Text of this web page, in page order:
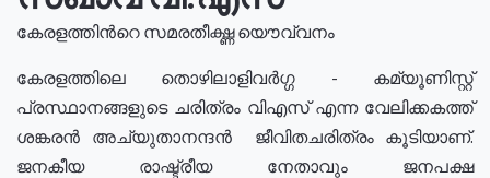
കേരളത്തിൻറെ സമരതീക്ഷ്ണ യൌവ്വനം
കേരളത്തിലെ തൊഴിലാളിവർഗ്ഗ - കമ്യൂണിസ്റ്റ്
പ്രസ്ഥാനങ്ങളുടെ ചരിത്രം വിഎസ് എന്ന വേലിക്കകത്ത്
ശങ്കരൻ അച്യുതാനന്ദൻ ജീവിതചരിത്രം കൂടിയാണ്.
ജനകീയ രാഷ്ട്രീയ നേതാവും ജനപക്ഷ